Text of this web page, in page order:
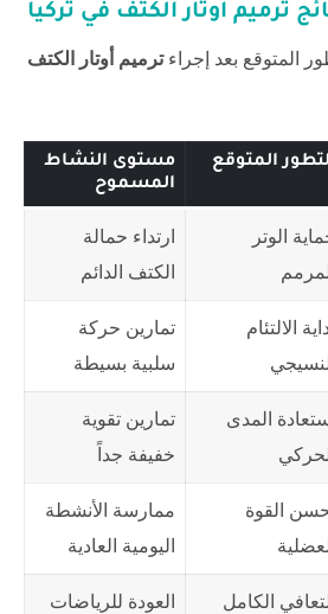
ترميم أوتار الكتف في تركيا
المتوقع بعد إجراءترميم أوتار الكتف
المتوقع
مستوى النشاط
المسموح
الوتر
ارتداء حمالة
الكتف الدائم
الالتئام
تمارين حركة
سلبية بسيطة
المدى
تمارين تقوية
خفيفة جداً
القوة
ممارسة الأنشطة
اليومية العادية
الكامل
العودة للرياضات